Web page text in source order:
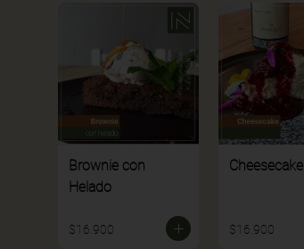
Brownie con
Helado
$16.900
Cheesecake
$16.900